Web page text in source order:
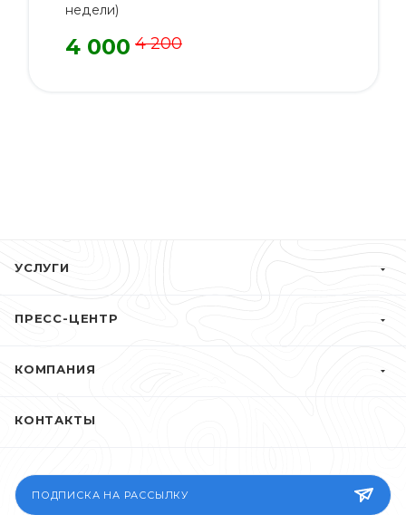
недели)
4 000 4 200
УСЛУГИ
ПРЕСС-ЦЕНТР
КОМПАНИЯ
КОНТАКТЫ
ПОДПИСКА НА РАССЫЛКУ